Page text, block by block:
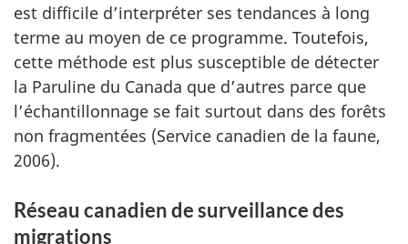
est difficile d’interpréter ses tendances à long
terme au moyen de ce programme. Toutefois,
cette méthode est plus susceptible de détecter
la Paruline du Canada que d’autres parce que
l’échantillonnage se fait surtout dans des forêts
non fragmentées (Service canadien de la faune,
2006).
Réseau canadien de surveillance des
migrations